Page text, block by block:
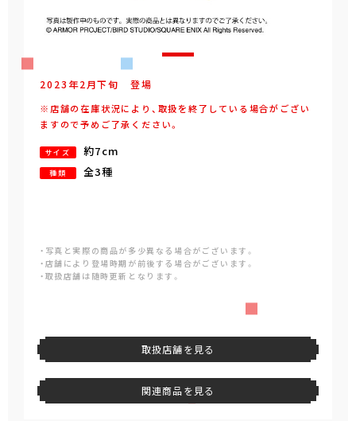
2023年2月下旬 登場
※店舗の在庫状況により、取扱を終了している場合がござい
ますので予めご了承ください。
サイズ 約7cm
種類 全3種
・写真と実際の商品が多少異なる場合がございます。
・店舗により登場時期が前後する場合がございます。
・取扱店舗は随時更新となります。
取扱店舗を見る
関連商品を見る